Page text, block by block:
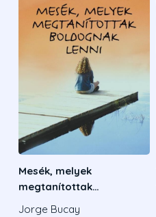
Mesék, melyek
megtanítottak
boldognak lenni
Jorge Bucay